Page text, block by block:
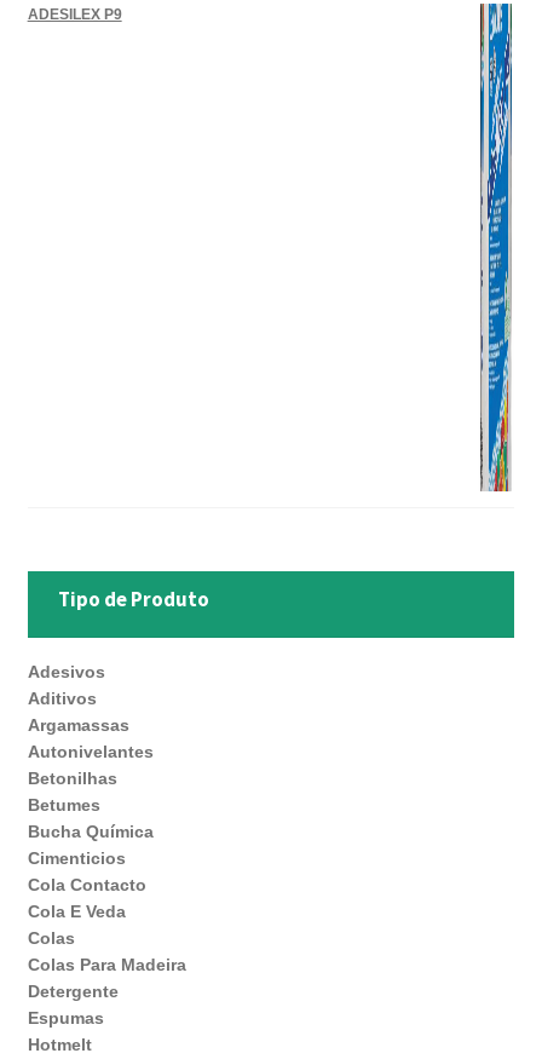
ADESILEX P9
Tipo de Produto
Adesivos
Aditivos
Argamassas
Autonivelantes
Betonilhas
Betumes
Bucha Química
Cimenticios
Cola Contacto
Cola E Veda
Colas
Colas Para Madeira
Detergente
Espumas
Hotmelt